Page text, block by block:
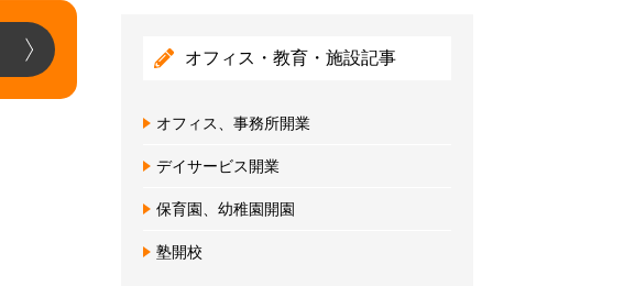
オフィス・教育・施設記事
オフィス、事務所開業
デイサービス開業
保育園、幼稚園開園
塾開校